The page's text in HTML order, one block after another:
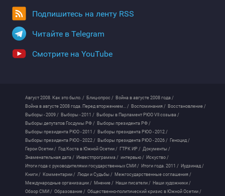
Подпишитесь на ленту RSS
Читайте в Telegram
Смотрите на YouTube
Август 2008. Как это было. / Блиц-опрос / Война в августе 2008 года /
Война в августе 2008 года. Перед вторжением... / Воспоминания / Восстановление /
Выборы - 2009 / Выборы - 2011 / Выборы в Парламент РЮО VII созыва /
Выборы депутатов Госдумы РФ / Выборы президента РФ /
Выборы президента РЮО - 2011 / Выборы президента РЮО - 2012 /
Выборы президента РЮО - 2022 / Выборы президента РЮО - 2026 / Геноцид /
Герои Осетии / Год Коста в Южной Осетии / ГТРК ИР / Документы /
Знаменательная дата / Инвестпрограмма / интервью / Искуство /
Итоги года с руководителями государственных СМИ / Итоги года. 2011 / Иудзинад /
Книги / Комментарии / Люди и Судьбы / Межгосударственные соглашения /
Международные организации / Мнение / Наши писатели / Наши художники /
Обзор СМИ / Образование / Общественно-политический кризис в Южной Осетии /